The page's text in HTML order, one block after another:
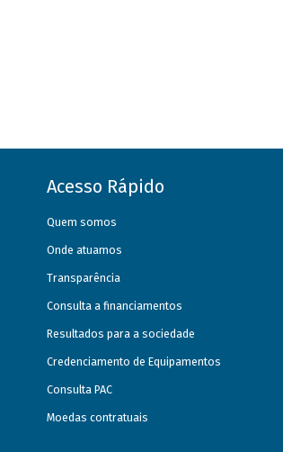
Acesso Rápido
Quem somos
Onde atuamos
Transparência
Consulta a financiamentos
Resultados para a sociedade
Credenciamento de Equipamentos
Consulta PAC
Moedas contratuais